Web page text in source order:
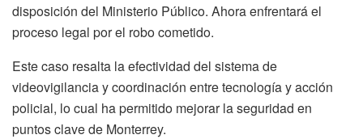
disposición del Ministerio Público. Ahora enfrentará el
proceso legal por el robo cometido.
Este caso resalta la efectividad del sistema de
videovigilancia y coordinación entre tecnología y acción
policial, lo cual ha permitido mejorar la seguridad en
puntos clave de Monterrey.